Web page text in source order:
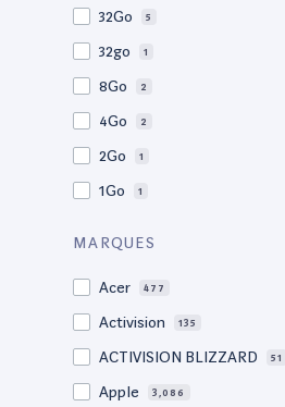
32Go 5
32go 1
8Go 2
4Go 2
2Go 1
1Go 1
MARQUES
Acer 477
Activision 135
ACTIVISION BLIZZARD 51
Apple 3,086